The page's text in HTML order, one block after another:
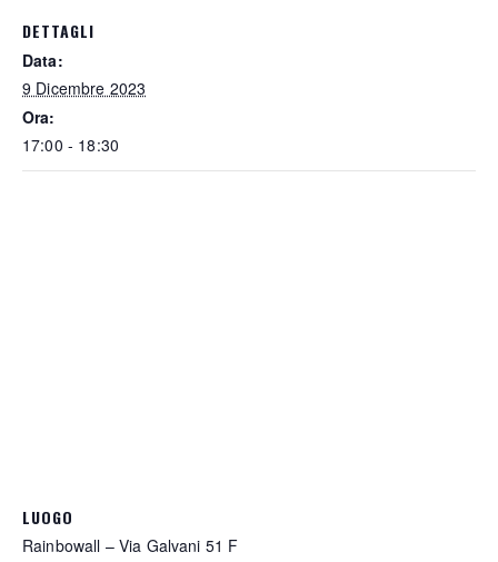
DETTAGLI
Data:
9 Dicembre 2023
Ora:
17:00 - 18:30
LUOGO
Rainbowall – Via Galvani 51 F